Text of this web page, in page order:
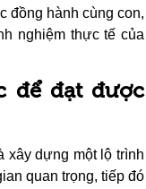
đồng hành cùng con,
nghiệm thực tế của
để đạt được
xây dựng một lộ trình
quan trọng, tiếp đó